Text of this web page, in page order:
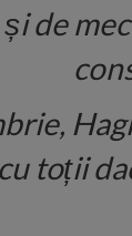
de
toții